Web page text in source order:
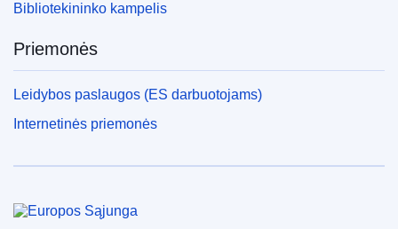
Bibliotekininko kampelis
Priemonės
Leidybos paslaugos (ES darbuotojams)
Internetinės priemonės